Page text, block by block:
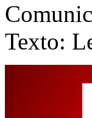
Texto: